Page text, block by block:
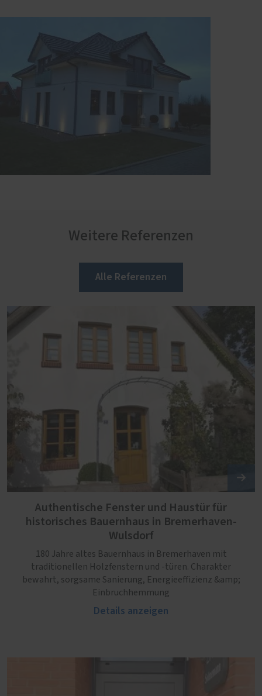
Weitere Referenzen
Alle Referenzen
Authentische Fenster und Haustür für
historisches Bauernhaus in Bremerhaven-
Wulsdorf
180 Jahre altes Bauernhaus in Bremerhaven mit
traditionellen Holzfenstern und -türen. Charakter
bewahrt, sorgsame Sanierung, Energieeffizienz &amp;
Einbruchhemmung
Details anzeigen